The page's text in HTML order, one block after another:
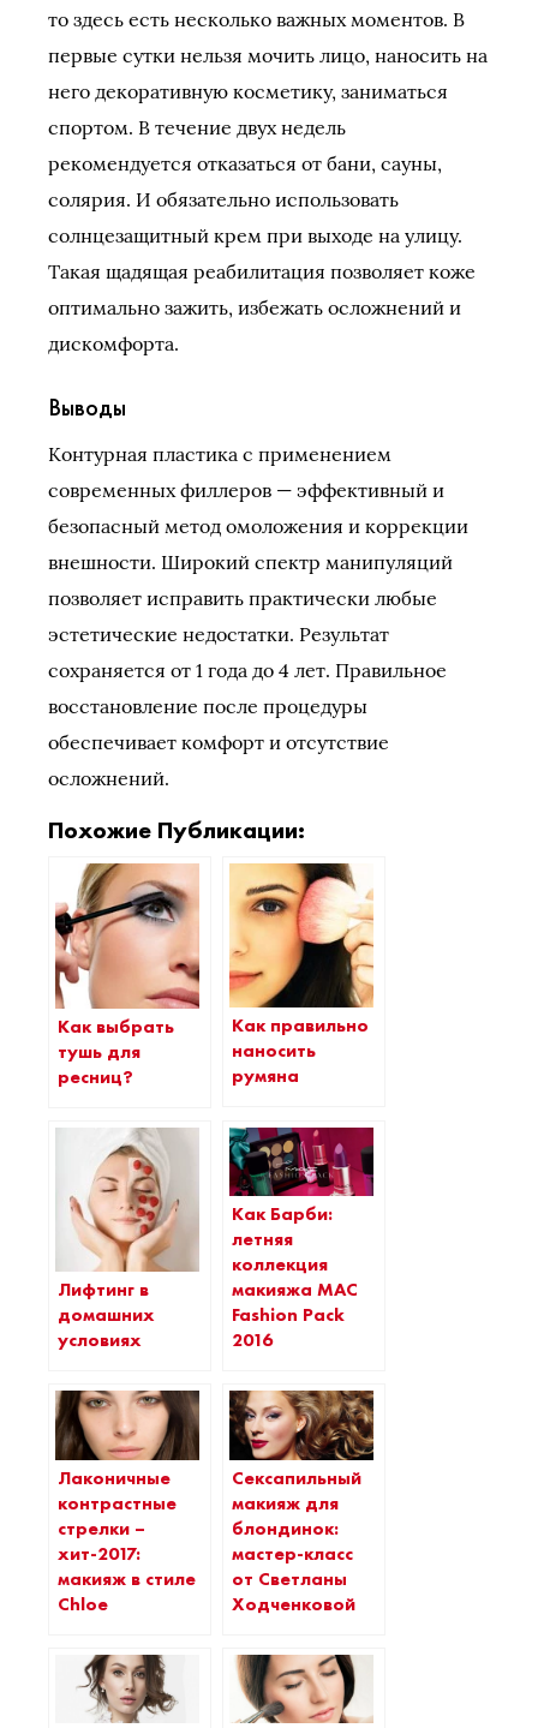
то здесь есть несколько важных моментов. В
первые сутки нельзя мочить лицо, наносить на
него декоративную косметику, заниматься
спортом. В течение двух недель
рекомендуется отказаться от бани, сауны,
солярия. И обязательно использовать
солнцезащитный крем при выходе на улицу.
Такая щадящая реабилитация позволяет коже
оптимально зажить, избежать осложнений и
дискомфорта.
Выводы
Контурная пластика с применением
современных филлеров — эффективный и
безопасный метод омоложения и коррекции
внешности. Широкий спектр манипуляций
позволяет исправить практически любые
эстетические недостатки. Результат
сохраняется от 1 года до 4 лет. Правильное
восстановление после процедуры
обеспечивает комфорт и отсутствие
осложнений.
Похожие Публикации:
Как выбрать
тушь для
ресниц?
Как правильно
наносить
румяна
Лифтинг в
домашних
условиях
Как Барби:
летняя
коллекция
макияжа MAC
Fashion Pack
2016
Лаконичные
контрастные
стрелки –
хит-2017:
макияж в стиле
Chloe
Сексапильный
макияж для
блондинок:
мастер-класс
от Светланы
Ходченковой